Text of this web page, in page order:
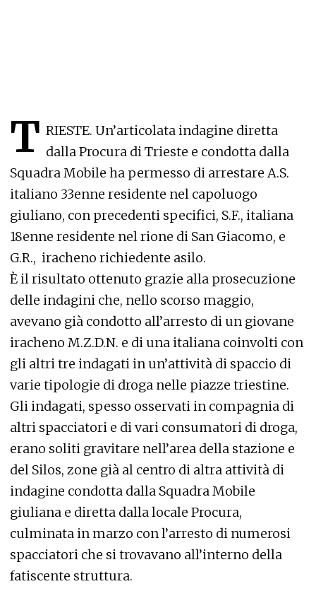
T RIESTE. Un’articolata indagine diretta
dalla Procura di Trieste e condotta dalla
Squadra Mobile ha permesso di arrestare A.S.
italiano 33enne residente nel capoluogo
giuliano, con precedenti specifici, S.F., italiana
18enne residente nel rione di San Giacomo, e
G.R., iracheno richiedente asilo.
È il risultato ottenuto grazie alla prosecuzione
delle indagini che, nello scorso maggio,
avevano già condotto all’arresto di un giovane
iracheno M.Z.D.N. e di una italiana coinvolti con
gli altri tre indagati in un’attività di spaccio di
varie tipologie di droga nelle piazze triestine.
Gli indagati, spesso osservati in compagnia di
altri spacciatori e di vari consumatori di droga,
erano soliti gravitare nell’area della stazione e
del Silos, zone già al centro di altra attività di
indagine condotta dalla Squadra Mobile
giuliana e diretta dalla locale Procura,
culminata in marzo con l’arresto di numerosi
spacciatori che si trovavano all’interno della
fatiscente struttura.